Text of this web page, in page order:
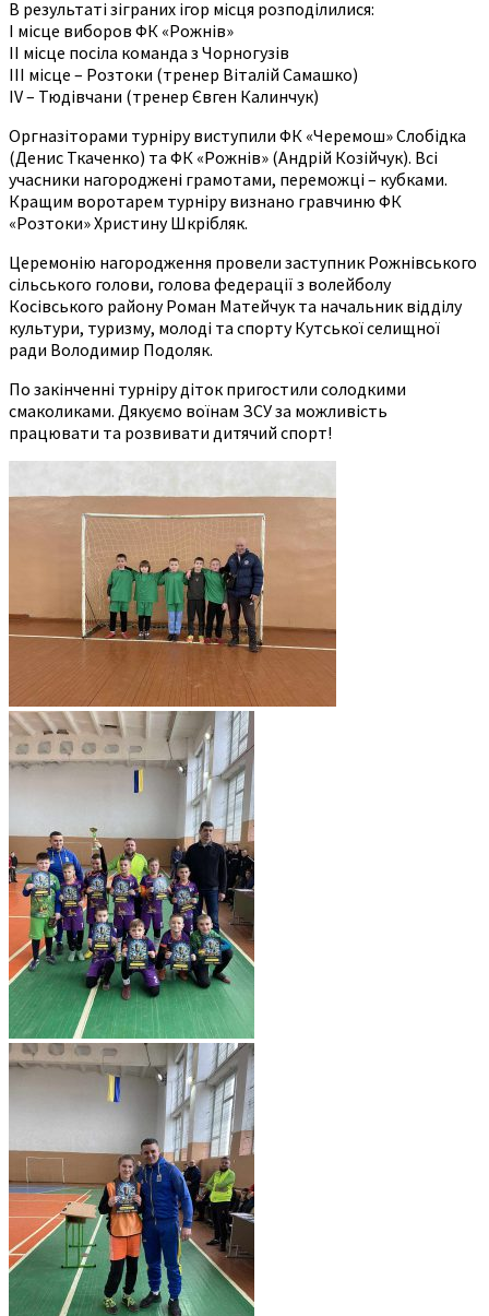
В результаті зіграних ігор місця розподілилися:
І місце виборов ФК «Рожнів»
ІІ місце посіла команда з Чорногузів
ІІІ місце – Розтоки (тренер Віталій Самашко)
ІV – Тюдівчани (тренер Євген Калинчук)
Оргназіторами турніру виступили ФК «Черемош» Слобідка
(Денис Ткаченко) та ФК «Рожнів» (Андрій Козійчук). Всі
учасники нагороджені грамотами, переможці – кубками.
Кращим воротарем турніру визнано гравчиню ФК
«Розтоки» Христину Шкрібляк.
Церемонію нагородження провели заступник Рожнівського
сільського голови, голова федерації з волейболу
Косівського району Роман Матейчук та начальник відділу
культури, туризму, молоді та спорту Кутської селищної
ради Володимир Подоляк.
По закінченні турніру діток пригостили солодкими
смаколиками. Дякуємо воїнам ЗСУ за можливість
працювати та розвивати дитячий спорт!